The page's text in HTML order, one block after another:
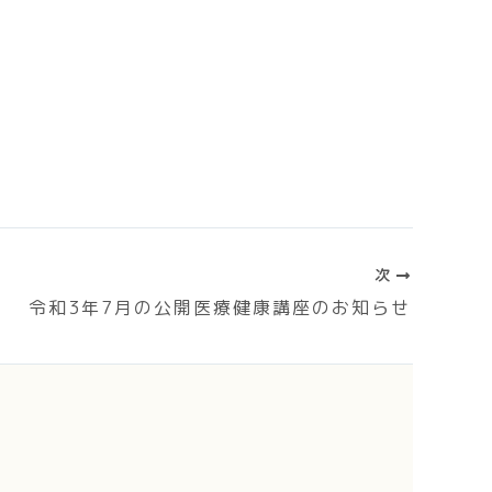
次
令和3年7月の公開医療健康講座のお知らせ